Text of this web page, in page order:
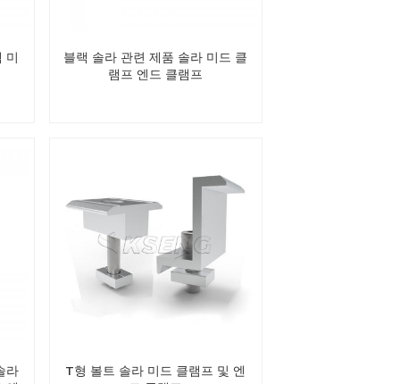
미
블랙 솔라 관련 제품 솔라 미드 클
램프 엔드 클램프
라
T형 볼트 솔라 미드 클램프 및 엔